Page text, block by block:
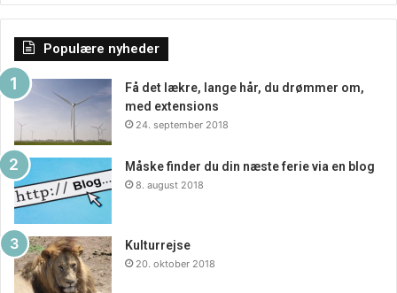
keramik.
Effektivitet og
produktionshastighed
Den automatiserede karakter af CNC drejning bidrager til
en markant forøgelse af effektiviteten i
produktionsprocessen. Maskinerne kan køre uden
afbrydelser, hvilket reducerer produktionscyklussen
betydeligt. Dette er afgørende for industrier, der stræber
efter at levere produkter på kort tid.
Populære nyheder
Få det lækre, lange hår, du drømmer om,
med extensions
24. september 2018
Måske finder du din næste ferie via en blog
8. august 2018
Kulturrejse
20. oktober 2018